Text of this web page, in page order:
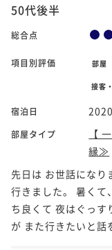
50代後半
総合点
項目別評価 部屋
接客
宿泊日
部屋タイプ
【
縁≫
先日は お世話になり
行きました。 暑くて
ち良くて 夜はぐっす
が また行きたいと話